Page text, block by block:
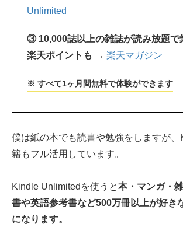
Unlimited
③ 10,000誌以上の雑誌が読み放題で
楽天ポイントも → 楽天マガジン
※ すべて1ヶ月間無料で体験ができます
僕は紙の本でも読書や勉強をしますが
籍もフル活用しています。
Kindle Unlimitedを使うと本・マンガ・
書や英語参考書など500万冊以上が好き
になります。